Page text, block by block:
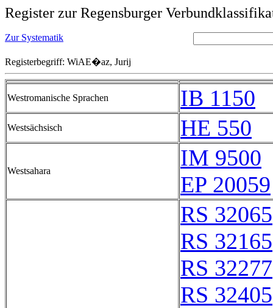
Register zur Regensburger
Zur Systematik
Registerbegriff: WiAE�az, Jurij
Westromanische Sprachen IB 1150
Westsächsisch HE 550
Westsahara
IM 9500
EP 20059
RS 32065
RS 32165
RS 32277
RS 32405